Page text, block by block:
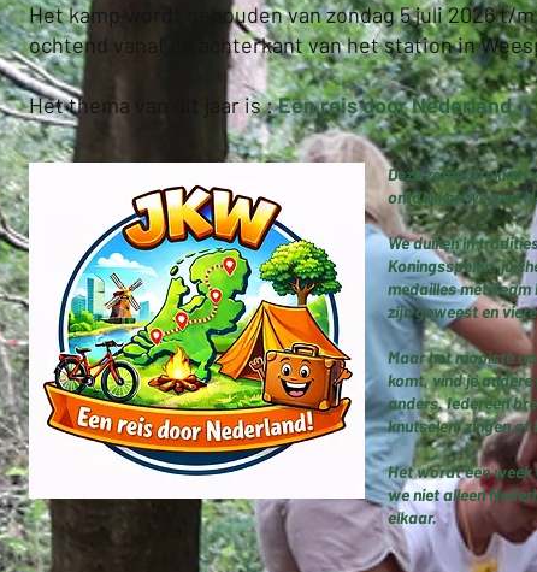
Het kamp wordt gehouden van zondag 5 juli 2026 t/m
ochtend vanaf de achterkant van het station in
Het thema van dit jaar is :Een reis door Nederland
Deze zomer trekken
ontdekken we wat
We duiken in
Koningsspelen,
medailles met
zijn geweest en
Maar het mooiste
komt, vind je
anders. Iedereen
knutselen, zingen
Het wordt een week
we niet alleen
elkaar.